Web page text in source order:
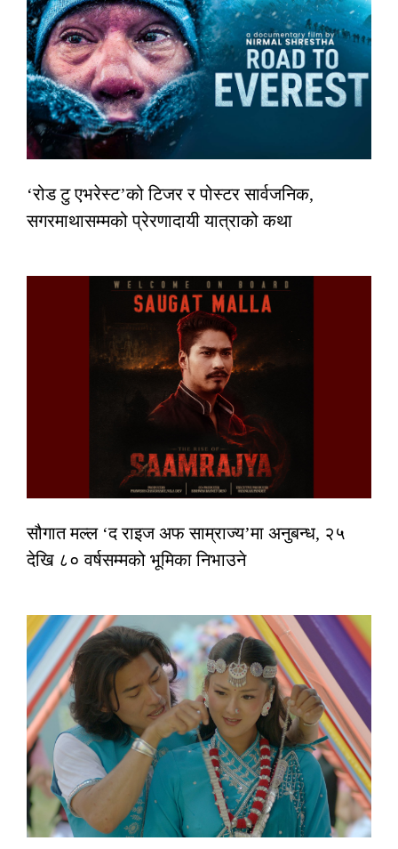
‘रोड टु एभरेस्ट’को टिजर र पोस्टर सार्वजनिक,
सगरमाथासम्मको प्रेरणादायी यात्राको कथा
सौगात मल्ल ‘द राइज अफ साम्राज्य’मा अनुबन्ध, २५
देखि ८० वर्षसम्मको भूमिका निभाउने